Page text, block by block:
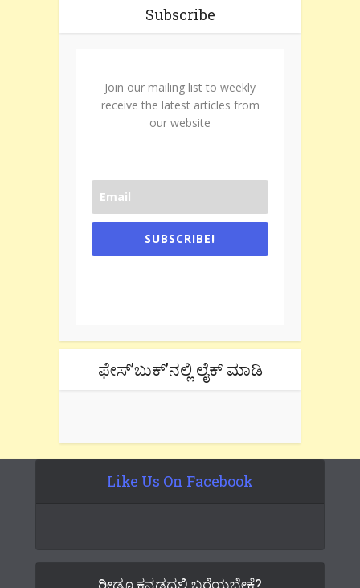
Subscribe
Join our mailing list to weekly
receive the latest articles from
our website
SUBSCRIBE!
ಫೇಸ್’ಬುಕ್’ನಲ್ಲಿ ಲೈಕ್ ಮಾಡಿ
Like Us On Facebook
ರೀಡೂ ಕನ್ನಡದಲ್ಲಿ ಬರೆಯಬೇಕೆ?